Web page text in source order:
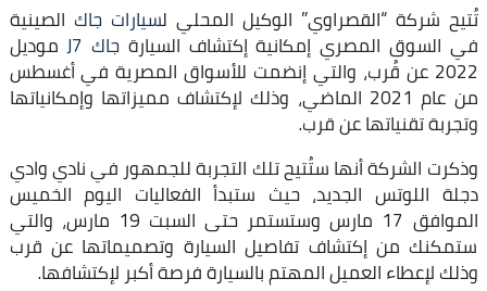
تُتيح شركة “القصراوي” الوكيل المحلي لسيارات جاك الصينية
في السوق المصري إمكانية إكتشاف السيارة جاك J7 موديل
2022 عن قُرب، والتي إنضمت للأسواق المصرية في أغسطس
من عام 2021 الماضي، وذلك لإكتشاف مميزاتها وإمكانياتها
وتجربة تقنياتها عن قرب.
وذكرت الشركة أنها ستُتيح تلك التجربة للجمهور في نادي وادي
دجلة اللوتس الجديد، حيث ستبدأ الفعاليات اليوم الخميس
الموافق 17 مارس وستستمر حتى السبت 19 مارس، والتي
ستمكنك من إكتشاف تفاصيل السيارة وتصميماتها عن قرب
وذلك لإعطاء العميل المهتم بالسيارة فرصة أكبر لإكتشافها.